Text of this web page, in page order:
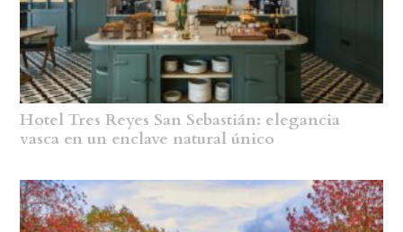
Hotel Tres Reyes San Sebastián: elegancia
vasca en un enclave natural único